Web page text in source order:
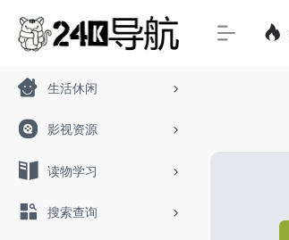
生活休闲
影视资源
读物学习
搜索查询